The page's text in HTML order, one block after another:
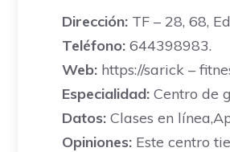
Dirección: TF – 28, 68,
Teléfono: 644398983.
Web: https://sarick –
Especialidad: Centro de
Datos: Clases en
Opiniones: Este centro